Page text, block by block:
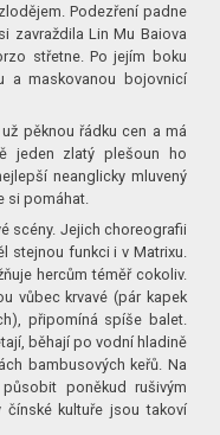
Podezření padne
zavraždila Lin Mu Baiova
střetne. Po jejím boku
a maskovanou bojovnicí
pěknou řádku cen a má
jeden zlatý plešoun ho
neanglicky mluvený
si pomáhat.
scény. Jejich choreografii
stejnou funkci i v Matrixu.
hercům téměř cokoliv.
vůbec krvavé (pár kapek
připomíná spíše balet.
běhají po vodní hladině
bambusových keřů. Na
poněkud rušivým
kultuře jsou takoví